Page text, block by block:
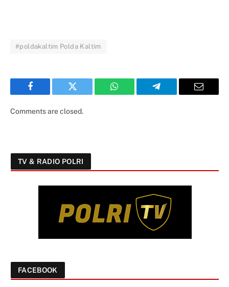
#poldakaltim Polda Kaltim
Facebook Twitter WhatsApp Telegram Email
Comments are closed.
TV & RADIO POLRI
FACEBOOK